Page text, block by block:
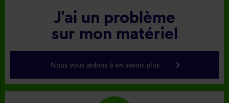
J'ai un problème
sur mon matériel
Nous vous aidons à en savoir plus keyboard_arrow_right